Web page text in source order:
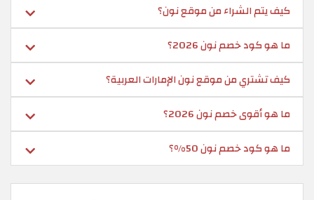
كيف يتم الشراء من موقع نون؟
ما هو كود خصم نون 2026؟
كيف تشتري من موقع نون الإمارات العربية؟
ما هو أقوى خصم نون 2026؟
ما هو كود خصم نون 50%؟